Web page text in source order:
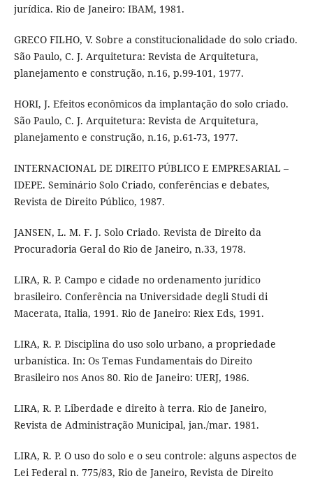
jurídica. Rio de Janeiro: IBAM, 1981.
GRECO FILHO, V. Sobre a constitucionalidade do solo criado.
São Paulo, C. J. Arquitetura: Revista de Arquitetura,
planejamento e construção, n.16, p.99-101, 1977.
HORI, J. Efeitos econômicos da implantação do solo criado.
São Paulo, C. J. Arquitetura: Revista de Arquitetura,
planejamento e construção, n.16, p.61-73, 1977.
INTERNACIONAL DE DIREITO PÚBLICO E EMPRESARIAL –
IDEPE. Seminário Solo Criado, conferências e debates,
Revista de Direito Público, 1987.
JANSEN, L. M. F. J. Solo Criado. Revista de Direito da
Procuradoria Geral do Rio de Janeiro, n.33, 1978.
LIRA, R. P. Campo e cidade no ordenamento jurídico
brasileiro. Conferência na Universidade degli Studi di
Macerata, Italia, 1991. Rio de Janeiro: Riex Eds, 1991.
LIRA, R. P. Disciplina do uso solo urbano, a propriedade
urbanística. In: Os Temas Fundamentais do Direito
Brasileiro nos Anos 80. Rio de Janeiro: UERJ, 1986.
LIRA, R. P. Liberdade e direito à terra. Rio de Janeiro,
Revista de Administração Municipal, jan./mar. 1981.
LIRA, R. P. O uso do solo e o seu controle: alguns aspectos de
Lei Federal n. 775/83, Rio de Janeiro, Revista de Direito